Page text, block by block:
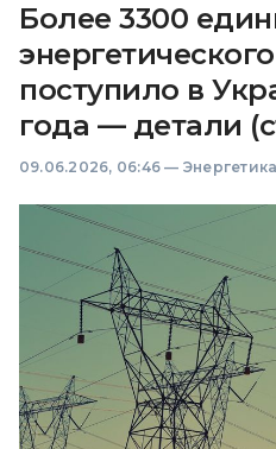
Более 3300
поступило в
года — детали
09.06.2026, 06:46 — Энергетика